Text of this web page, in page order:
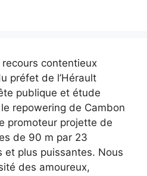
contentieux
préfet de l’Hérault
publique et étude
repowering de Cambon
promoteur projette de
de 90 m par 23
et plus puissantes. Nous
des amoureux,